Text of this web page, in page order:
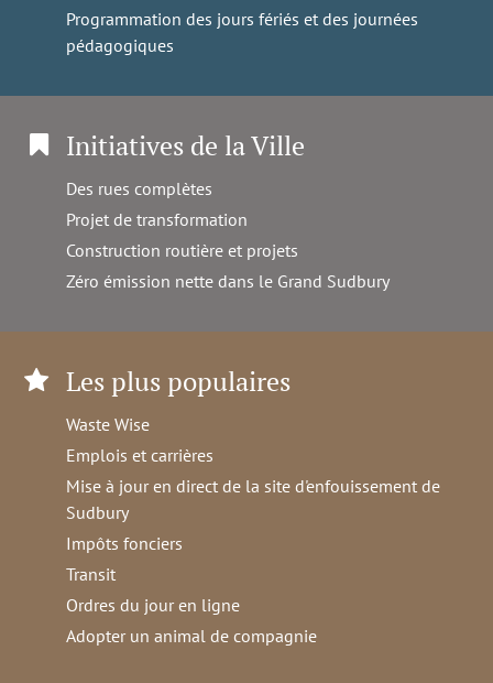
Programmation des jours fériés et des journées
pédagogiques
Initiatives de la Ville
Des rues complètes
Projet de transformation
Construction routière et projets
Zéro émission nette dans le Grand Sudbury
Les plus populaires
Waste Wise
Emplois et carrières
Mise à jour en direct de la site d'enfouissement de
Sudbury
Impôts fonciers
Transit
Ordres du jour en ligne
Adopter un animal de compagnie